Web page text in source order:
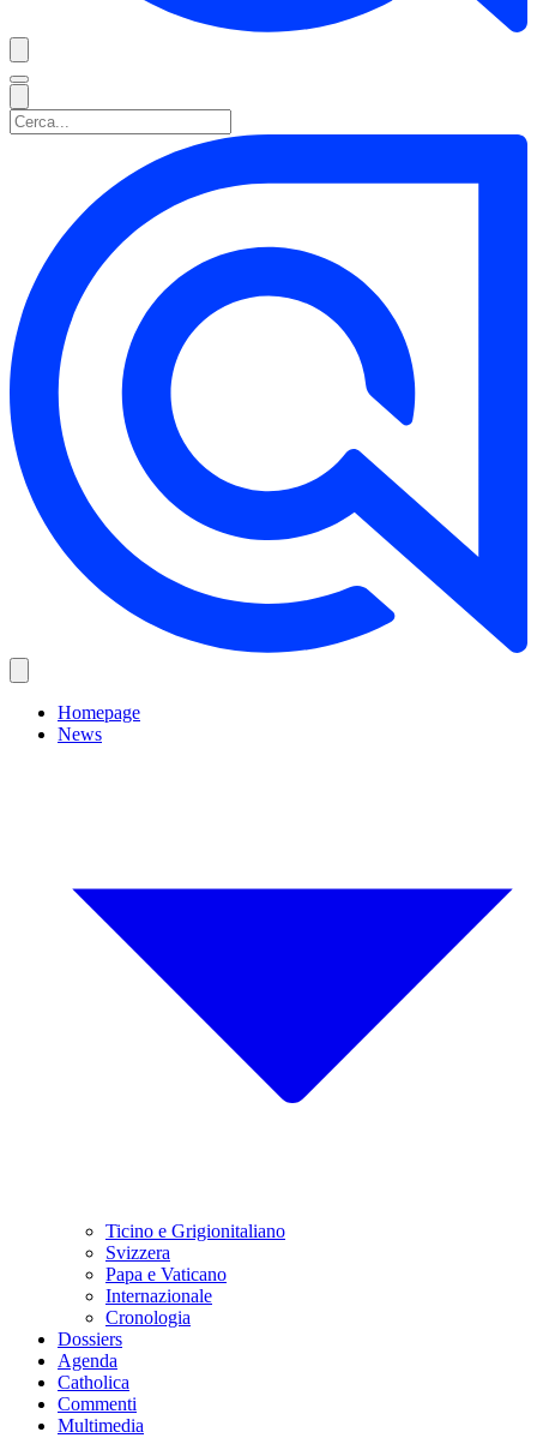
Homepage
News
Ticino e Grigionitaliano
Svizzera
Papa e Vaticano
Internazionale
Cronologia
Dossiers
Agenda
Catholica
Commenti
Multimedia